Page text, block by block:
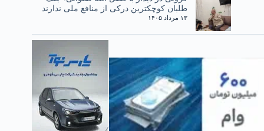
طلبان کوچکترین درکی از منافع ملی ندارند
۱۳ مرداد ۱۴۰۵